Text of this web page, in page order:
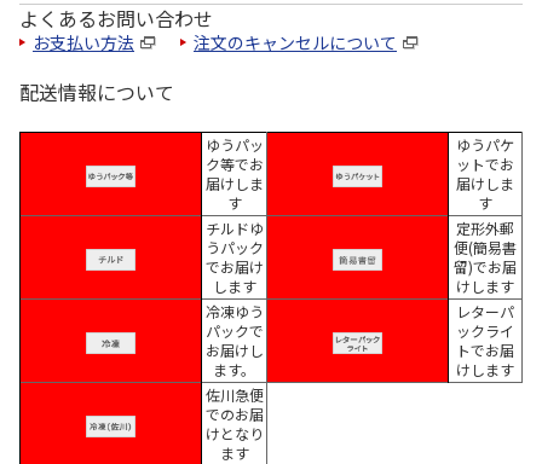
よくあるお問い合わせ
お支払い方法 注文のキャンセルについて
配送情報について
ゆうパッ
ク等でお
届けしま
す
ゆうパケ
ットでお
届けしま
す
チルドゆ
うパック
でお届け
します
定形外郵
便(簡易書
留)でお届
けします
冷凍ゆう
パックで
お届けし
ます。
レターパ
ックライ
トでお届
けします
佐川急便
でのお届
けとなり
ます